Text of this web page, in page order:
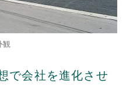
観
で会社を進化させ